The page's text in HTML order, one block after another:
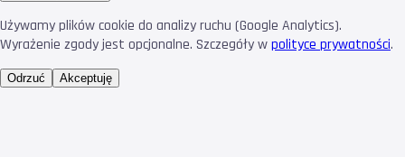
Używamy plików cookie do analizy ruchu (Google Analytics).
Wyrażenie zgody jest opcjonalne. Szczegóły wpolityce prywatności.
Odrzuć Akceptuję